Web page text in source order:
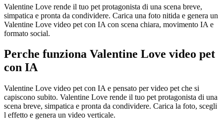
Valentine Love rende il tuo pet protagonista di una scena breve,
simpatica e pronta da condividere. Carica una foto nitida e genera un
Valentine Love video pet con IA con scena chiara, movimento IA e
formato social.
Perche funziona Valentine Love video pet
con IA
Valentine Love video pet con IA e pensato per video pet che si
capiscono subito. Valentine Love rende il tuo pet protagonista di una
scena breve, simpatica e pronta da condividere. Carica la foto, scegli
l effetto e genera un video verticale.